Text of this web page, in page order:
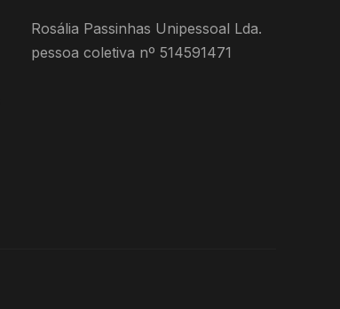
Rosália Passinhas Unipessoal Lda.
pessoa coletiva nº 514591471